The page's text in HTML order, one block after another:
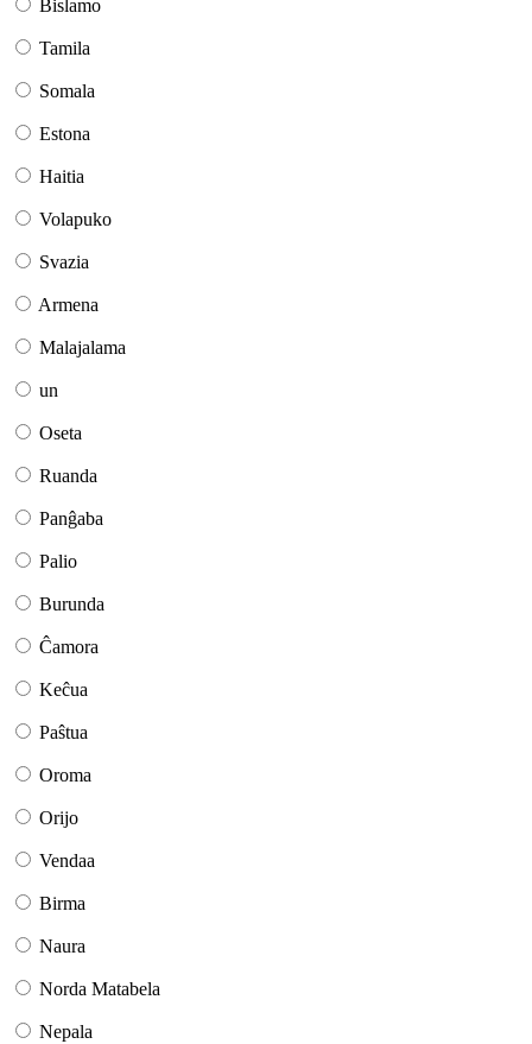
Bislamo
Tamila
Somala
Estona
Haitia
Volapuko
Svazia
Armena
Malajalama
un
Oseta
Ruanda
Panĝaba
Palio
Burunda
Ĉamora
Keĉua
Paŝtua
Oroma
Orijo
Vendaa
Birma
Naura
Norda Matabela
Nepala